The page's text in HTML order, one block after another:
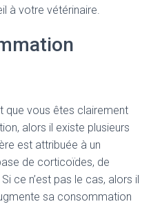
à votre vétérinaire.
que vous êtes clairement
alors il existe plusieurs
est attribuée à un
de corticoïdes, de
ce n’est pas le cas, alors il
sa consommation